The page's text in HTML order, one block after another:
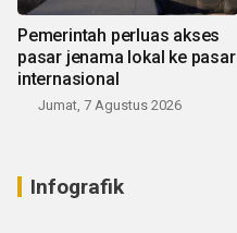
Pemerintah perluas akses
pasar jenama lokal ke pasar
internasional
Jumat, 7 Agustus 2026
Infografik